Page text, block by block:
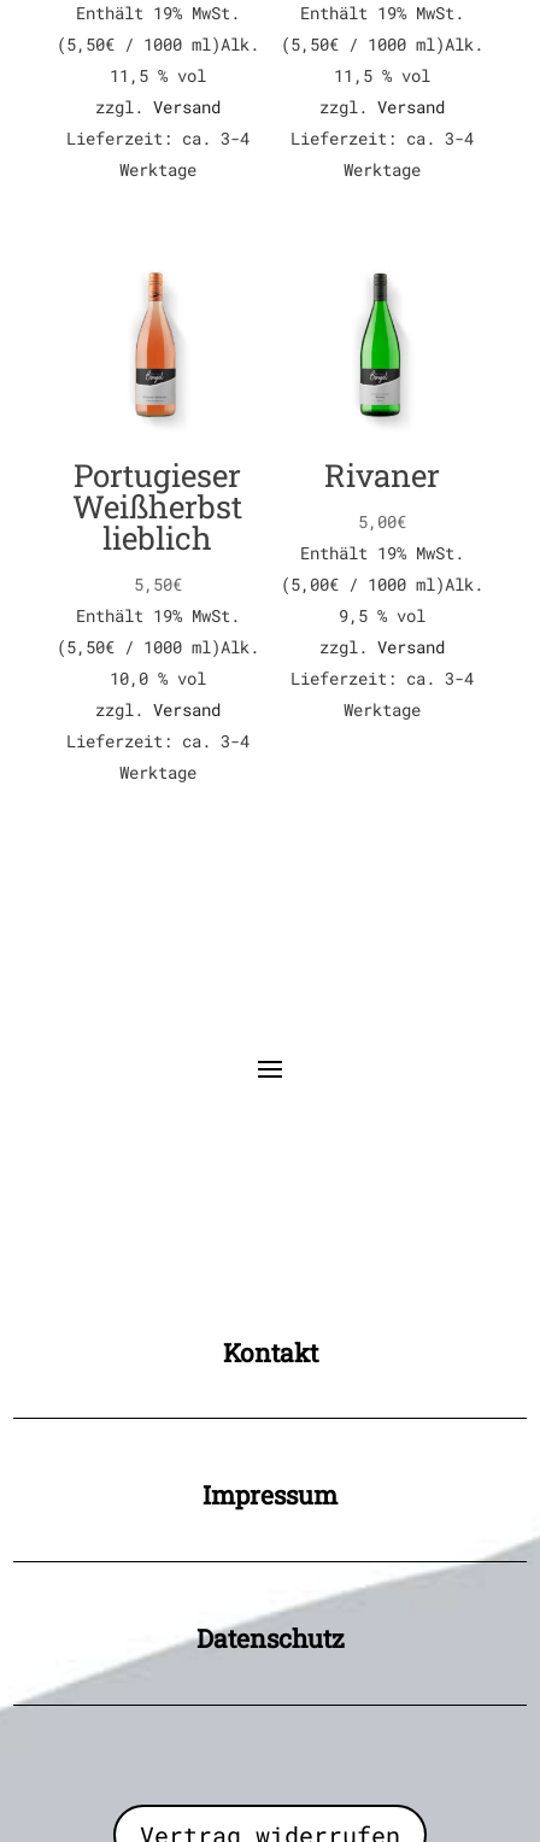
Enthält 19% MwSt.
(5,50€/ 1000 ml)Alk.
11,5 % vol
zzgl. Versand
Lieferzeit: ca. 3-4
Werktage
Enthält 19% MwSt.
(5,50€ / 1000 ml)Alk.
11,5 % vol
zzgl.Versand
Lieferzeit: ca. 3-4
Werktage
Portugieser
Weißherbst
lieblich
5,50€
Enthält 19% MwSt.
(5,50€/ 1000 ml)Alk.
10,0 % vol
zzgl. Versand
Lieferzeit: ca. 3-4
Werktage
Rivaner
5,00€
Enthält 19% MwSt.
(5,00€ / 1000 ml)Alk.
9,5 % vol
zzgl.Versand
Lieferzeit: ca. 3-4
Werktage
Kontakt
Impressum
Datenschutz
Vertrag widerrufen